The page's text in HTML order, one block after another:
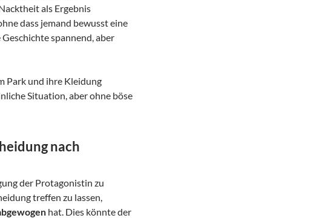
als Ergebnis
dass jemand bewusst eine
spannend, aber
Park und ihre Kleidung
Situation, aber ohne böse
nach
der Protagonistin zu
treffen zu lassen,
hat. Dies könnte der